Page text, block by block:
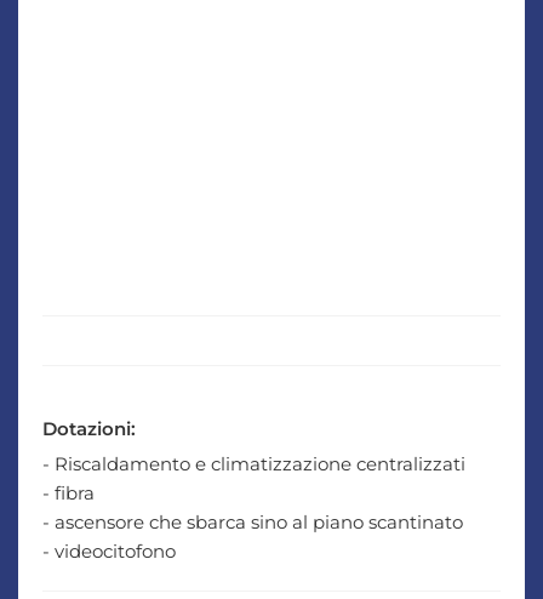
Dotazioni:
- Riscaldamento e climatizzazione centralizzati
- fibra
- ascensore che sbarca sino al piano scantinato
- videocitofono